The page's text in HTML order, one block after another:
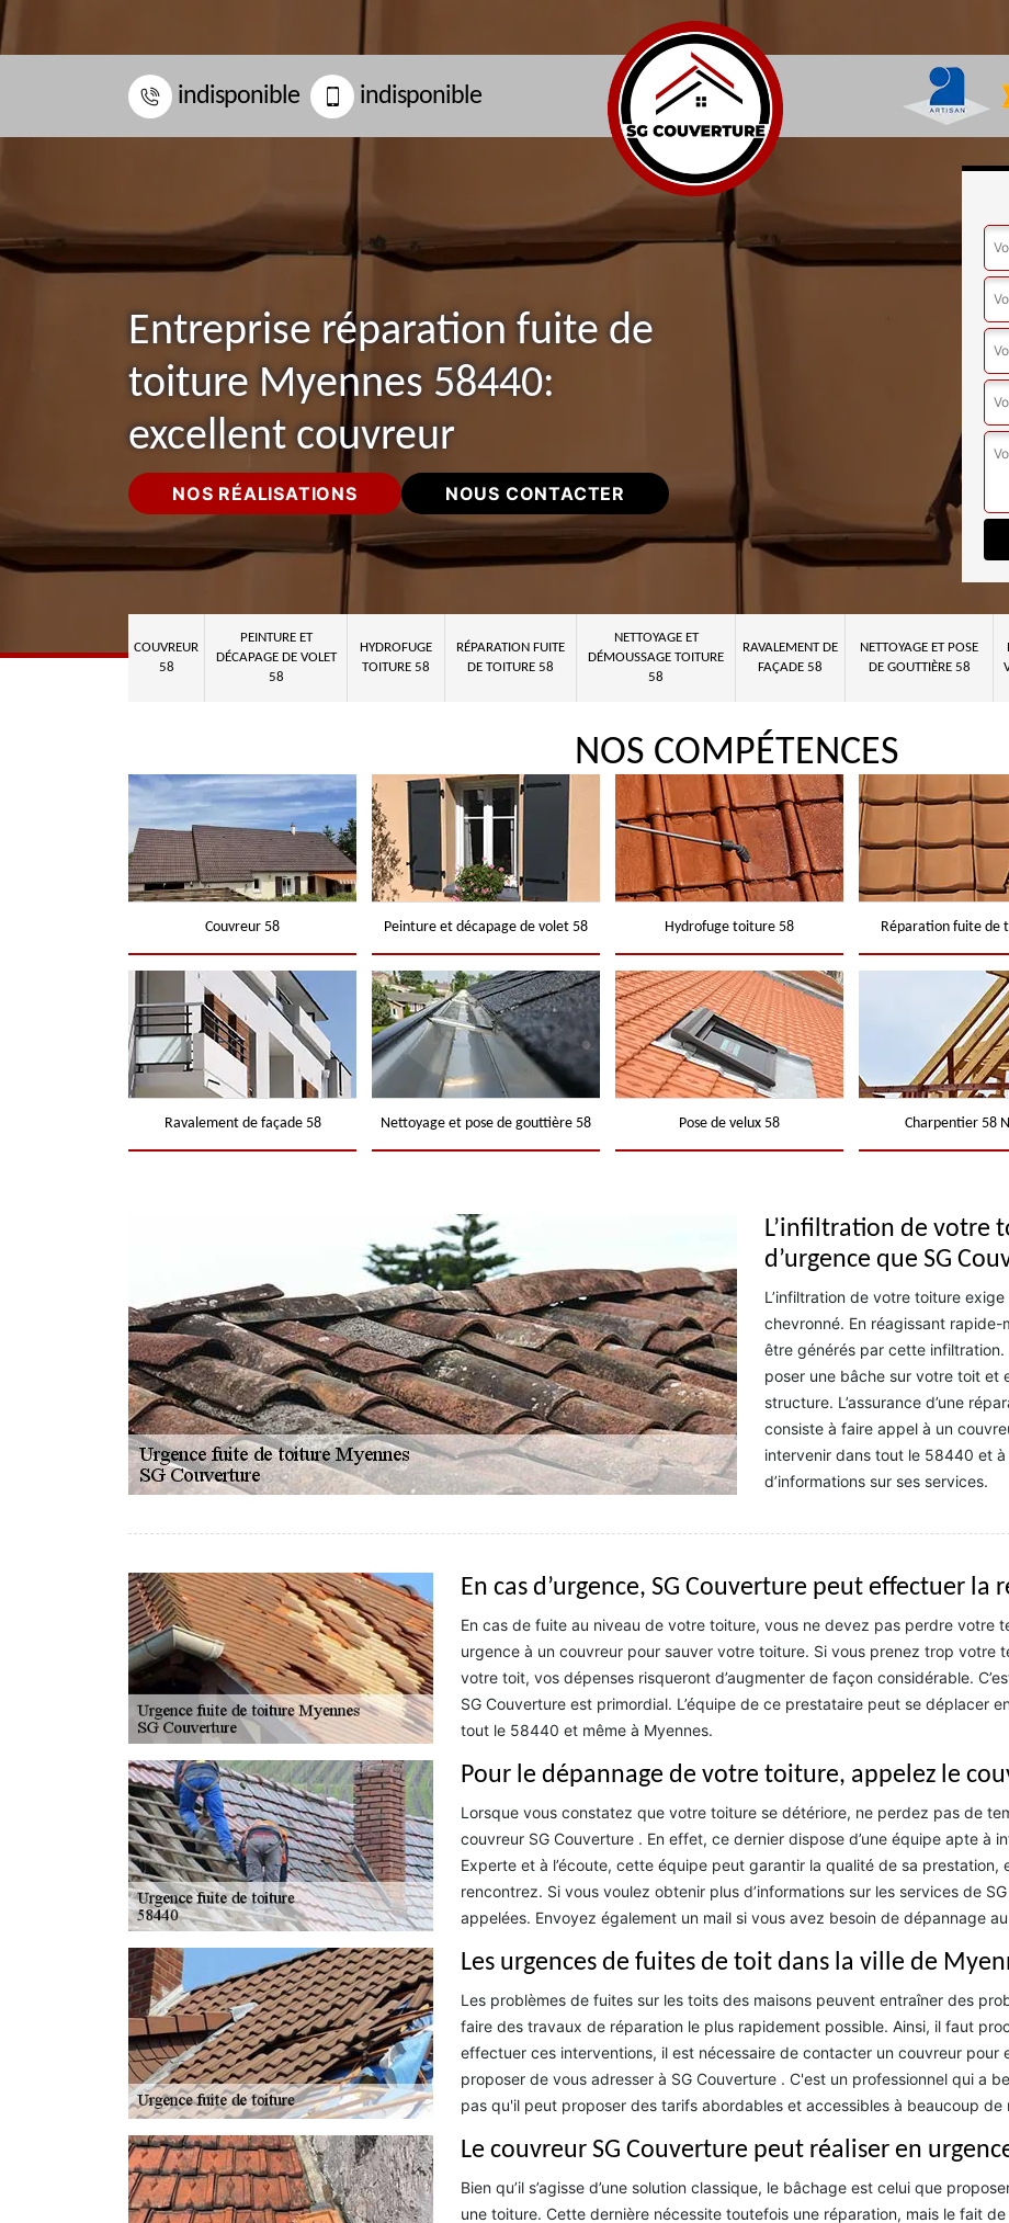
indisponible indisponible
Entreprise réparation fuite de
toiture Myennes 58440:
excellent couvreur
NOS RÉALISATIONS NOUS CONTACTER
COUVREUR
58
PEINTURE ET
DÉCAPAGE DE VOLET
58
HYDROFUGE
TOITURE 58
RÉPARATION FUITE
DE TOITURE 58
NETTOYAGE ET
DÉMOUSSAGE TOITURE
58
RAVALEMENT DE
FAÇADE 58
NETTOYAGE ET POSE
DE GOUTTIÈRE 58
NOS COMPÉTENCES
Couvreur 58 Peinture et décapage de volet 58 Hydrofuge toiture 58 Réparation fuite de
Ravalement de façade 58 Nettoyage et pose de gouttière 58 Pose de velux 58 Charpentier 58
L’infiltration de votre
d’urgence que SG
L’infiltration de votre toiture exige
chevronné. En réagissant
être générés par cette
poser une bâche sur votre toit et
structure. L’assurance d’une
consiste à faire appel à un
intervenir dans tout le 58440 et
d’informations sur ses services.
En cas d’urgence, SG Couverture peut effectuer
En cas de fuite au niveau de votre toiture, vous ne devez pas perdre votre
urgence à un couvreur pour sauver votre toiture. Si vous prenez trop
votre toit, vos dépenses risqueront d’augmenter de façon considérable.
SG Couverture est primordial. L’équipe de ce prestataire peut se déplacer
tout le 58440 et même à Myennes.
Pour le dépannage de votre toiture, appelez le
Lorsque vous constatez que votre toiture se détériore, ne perdez pas de
couvreur SG Couverture . En effet, ce dernier dispose d’une équipe apte à
Experte et à l’écoute, cette équipe peut garantir la qualité de sa
rencontrez. Si vous voulez obtenir plus d’informations sur les services de
appelées. Envoyez également un mail si vous avez besoin de dépannage
Les urgences de fuites de toit dans la ville de
Les problèmes de fuites sur les toits des maisons peuvent entraîner des
faire des travaux de réparation le plus rapidement possible. Ainsi, il faut
effectuer ces interventions, il est nécessaire de contacter un couvreur pour
proposer de vous adresser à SG Couverture . C'est un professionnel qui a
pas qu'il peut proposer des tarifs abordables et accessibles à beaucoup de
Le couvreur SG Couverture peut réaliser en
Bien qu’il s’agisse d’une solution classique, le bâchage est celui que
une toiture. Cette dernière nécessite toutefois une réparation, mais le fait